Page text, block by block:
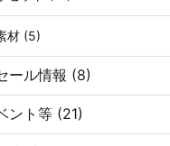
材 (5)
ール情報 (8)
ント等 (21)